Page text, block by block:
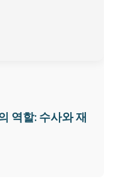
역할: 수사와 재